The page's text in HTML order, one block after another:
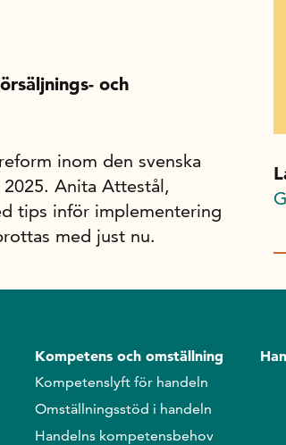
och
inom den svenska
Anita Attestål,
tips inför implementering
med just nu.
Kompetens och omställning
Kompetenslyft för handeln
Omställningsstöd i handeln
Handelns kompetensbehov